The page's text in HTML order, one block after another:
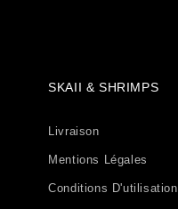
SKAII & SHRIMPS
Livraison
Mentions Légales
Conditions D'utilisation